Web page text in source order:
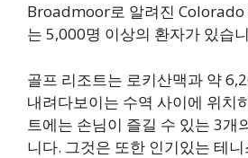
Broadmoor로 알려진 Colorado
는 5,000명 이상의 환자가 있습
골프 리조트는 로키산맥과 약
내려다보이는 수역 사이에 위치
트에는 손님이 즐길 수 있는 3개
니다. 그것은 또한 인기있는 테